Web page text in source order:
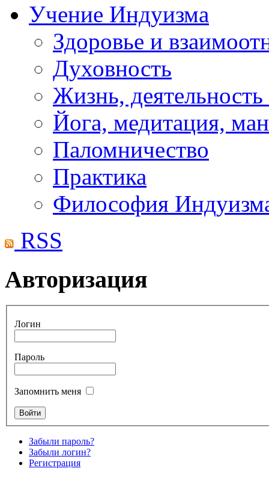
Учение Индуизма
Здоровье и
Духовность
Жизнь, деятельность
Йога, медитация,
Паломничество
Практика
Философия
RSS
Авторизация
Логин
Пароль
Запомнить меня
Забыли пароль?
Забыли логин?
Регистрация